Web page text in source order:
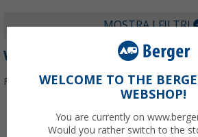
MOSTRA I FILTRI
WOSHUP!
Filtrare per:
-6%
WELCOME TO THE
WEBSHOP!
You are currently on
Would you rather switch to the